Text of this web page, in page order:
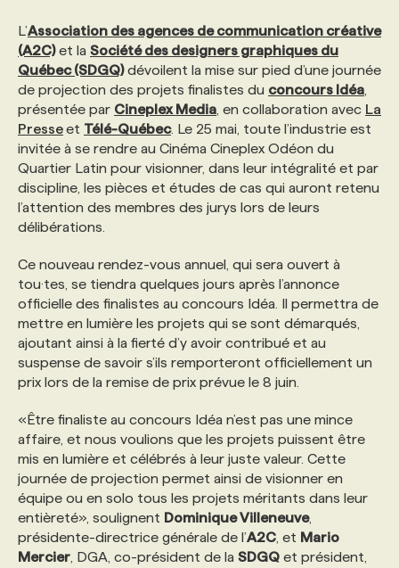
PRIX ET DISTINCTIONS
TENDANCES
GEO/SEO
ÉVÉNEMENTIEL
NOS AUTEUR‧RICES
FAQ
ANNONCEZ AVEC NOUS
FORMATIONS PERSONNALISÉES
NOS FORMATEUR‧RICES
POURQUOI CHOISIR NOS FORMATIONS
NOS TARIFS
PROGRAMMES DE SUBVENTIONS
FAQ
NOS TARIFS
NOS EXPERTISES
FAQ
ANNONCEZ AVEC NOUS
L’Association des agences de communication créative
(A2C)et la Société des designers graphiques du
Québec (SDGQ)dévoilent la mise sur pied d’une journée
de projection des projets finalistes du concours Idéa
présentée par Cineplex Media , en collaboration avec La
Presseet Télé-Québec. Le 25 mai, toute l’industrie est
invitée à se rendre au Cinéma Cineplex Odéon du
Quartier Latin pour visionner, dans leur intégralité et par
discipline, les pièces et études de cas qui auront retenu
l’attention des membres des jurys lors de leurs
délibérations.
Ce nouveau rendez-vous annuel, qui sera ouvert à
tou·tes, se tiendra quelques jours après l’annonce
officielle des finalistes au concours Idéa. Il permettra de
mettre en lumière les projets qui se sont démarqués,
ajoutant ainsi à la fierté d’y avoir contribué et au
suspense de savoir s’ils remporteront officiellement un
prix lors de la remise de prix prévue le 8 juin.
«Être finaliste au concours Idéa n’est pas une mince
affaire, et nous voulions que les projets puissent être
mis en lumière et célébrés à leur juste valeur. Cette
journée de projection permet ainsi de visionner en
équipe ou en solo tous les projets méritants dans leur
entièreté», soulignent Dominique Villeneuve,
présidente-directrice générale de l’A2C , et Mario
Mercier , DGA, co-président de la SDGQ et président,